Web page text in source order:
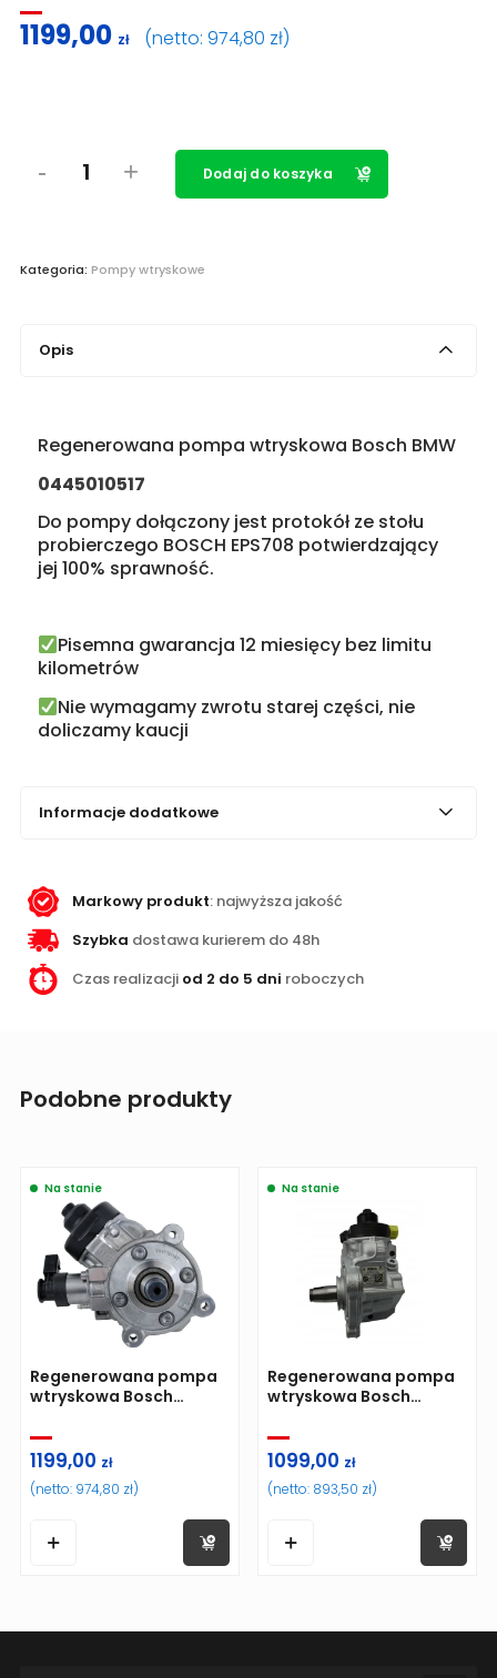
1199,00 zł (netto: 974,80 zł)
Dodaj do koszyka
Kategoria: Pompy wtryskowe
Opis
Regenerowana pompa wtryskowa Bosch BMW
0445010517
Do pompy dołączony jest protokół ze stołu
probierczego BOSCH EPS708 potwierdzający
jej 100% sprawność.
Pisemna gwarancja 12 miesięcy bez limitu
kilometrów
Nie wymagamy zwrotu starej części, nie
doliczamy kaucji
Informacje dodatkowe
Markowy produkt: najwyższa jakość
Szybka dostawa kurierem do 48h
Czas realizacji od 2 do 5 dni roboczych
Podobne produkty
Na stanie
Regenerowana pompa
wtryskowa Bosch
1199,00 zł
(netto: 974,80 zł)
Na stanie
Regenerowana pompa
wtryskowa Bosch
1099,00 zł
(netto: 893,50 zł)
Do koszyka